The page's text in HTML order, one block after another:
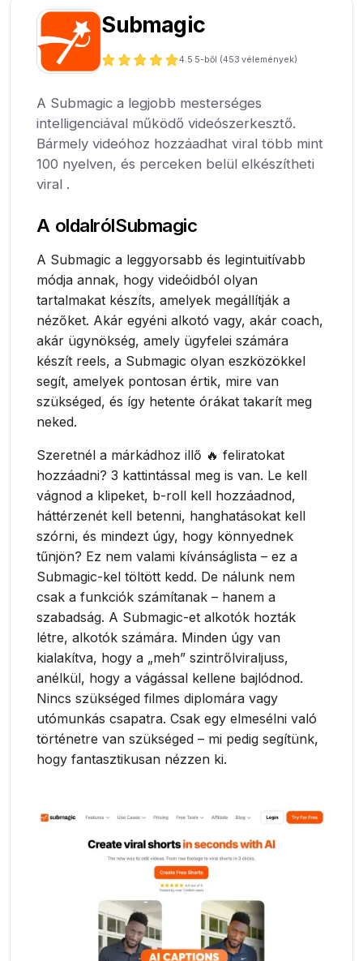
Submagic
4.5 5-ből (453 vélemények)
A Submagic a legjobb mesterséges
intelligenciával működő videószerkesztő.
Bármely videóhoz hozzáadhat viral több mint
100 nyelven, és perceken belül elkészítheti
viral .
A oldalrólSubmagic
A Submagic a leggyorsabb és legintuitívabb
módja annak, hogy videóidból olyan
tartalmakat készíts, amelyek megállítják a
nézőket. Akár egyéni alkotó vagy, akár coach,
akár ügynökség, amely ügyfelei számára
készít reels, a Submagic olyan eszközökkel
segít, amelyek pontosan értik, mire van
szükséged, és így hetente órákat takarít meg
neked.
Szeretnél a márkádhoz illő 🔥 feliratokat
hozzáadni? 3 kattintással meg is van. Le kell
vágnod a klipeket, b-roll kell hozzáadnod,
háttérzenét kell betenni, hanghatásokat kell
szórni, és mindezt úgy, hogy könnyednek
tűnjön? Ez nem valami kívánságlista – ez a
Submagic-kel töltött kedd. De nálunk nem
csak a funkciók számítanak – hanem a
szabadság. A Submagic-et alkotók hozták
létre, alkotók számára. Minden úgy van
kialakítva, hogy a „meh” szintrőlviraljuss,
anélkül, hogy a vágással kellene bajlódnod.
Nincs szükséged filmes diplomára vagy
utómunkás csapatra. Csak egy elmesélni való
történetre van szükséged – mi pedig segítünk,
hogy fantasztikusan nézzen ki.